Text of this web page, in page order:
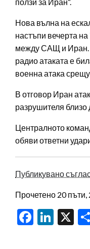
Нова вълна на
настъпи вечерта
между САЩ и Иран.
радио атаката е
военна атака
В отговор Иран
разрушителя близо
Централното
обяви ответни
Публикувано
Прочетено 20 пъти,
X